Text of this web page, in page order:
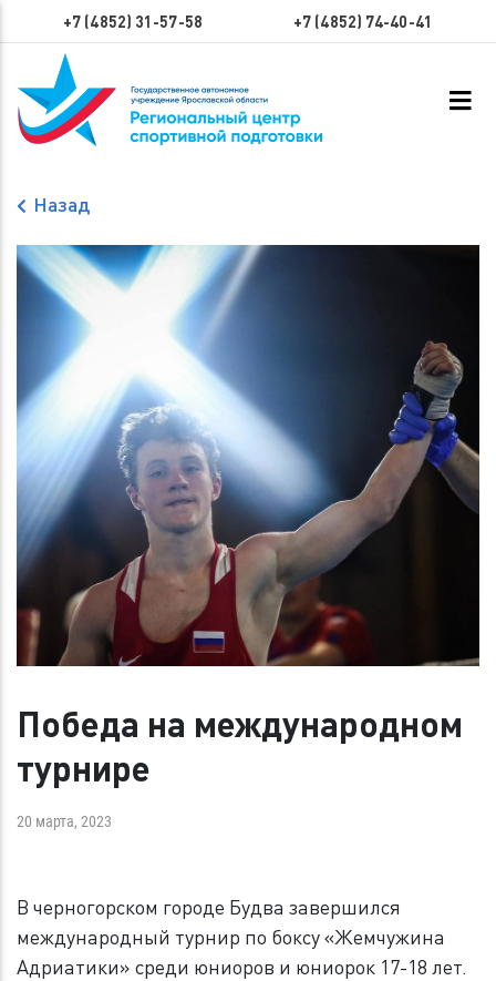
+7 (4852) 31-57-58 +7 (4852) 74-40-41
Назад
Победа на международном
турнире
20 марта, 2023
В черногорском городе Будва завершился
международный турнир по боксу «Жемчужина
Адриатики» среди юниоров и юниорок 17-18 лет.